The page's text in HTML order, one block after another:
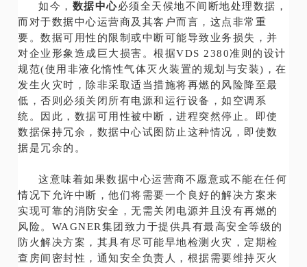
如今， 数据中心必须全天候地不间断地处理数据，
而对于数据中心运营商及其客户而言，这点非常重
要。数据可用性的限制或中断可能导致业务损失，并
对企业形象造成巨大损害。根据VDS 2380准则的设计
规范(使用非液化惰性气体灭火装置的规划与安装)，在
发生火灾时，除非采取适当措施将再燃的风险降至最
低，否则必须关闭所有电源和运行设备，如空调系
统。因此，数据可用性被中断，进程突然停止。即使
数据保持冗余，数据中心试图防止这种情况，即使数
据是冗余的。
这意味着如果数据中心运营商不愿意或不能在任何
情况下允许中断，他们将需要一个良好的解决方案来
实现可靠的消防安全，无需关闭电源并且没有再燃的
风险。WAGNER集团致力于提供具有最高安全等级的
防火解决方案，其具有尽可能早地检测火灾，定期检
查房间密封性，通知安全负责人，根据需要维持灭火